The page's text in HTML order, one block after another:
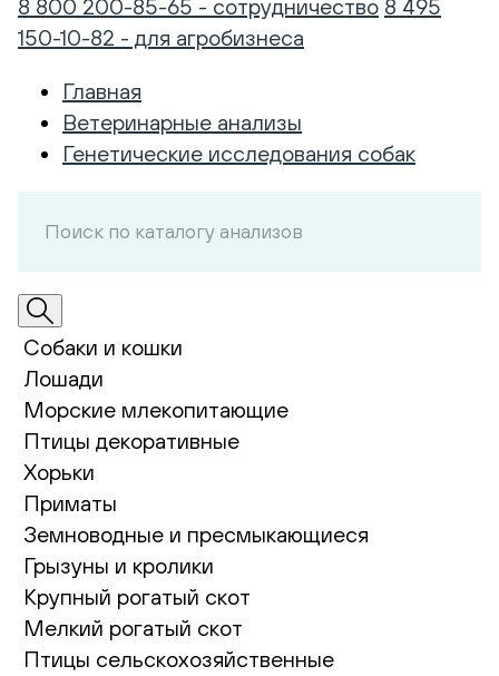
8 800 200-85-65 - сотрудничество 8 495
150-10-82 - для агробизнеса
Главная
Ветеринарные анализы
Генетические исследования собак
Собаки и кошки
Лошади
Морские млекопитающие
Птицы декоративные
Хорьки
Приматы
Земноводные и пресмыкающиеся
Грызуны и кролики
Крупный рогатый скот
Мелкий рогатый скот
Птицы сельскохозяйственные